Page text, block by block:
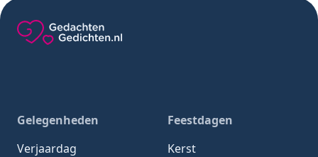
Gelegenheden
Verjaardag
Feestdagen
Kerst